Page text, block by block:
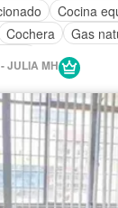
Cocina
Cochera Gas
JULIA MH